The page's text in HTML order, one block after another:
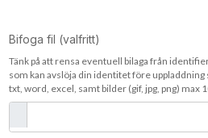
Bifoga fil (valfritt)
Tänk på att rensa eventuell bilaga från
som kan avslöja din identitet före uppladdning
txt, word, excel, samt bilder (gif, jpg, png) max